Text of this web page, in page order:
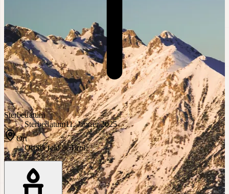
Sterbedatum
Sterbedatum11. Jänner 2025
Ort
OrtSeefeld in Tirol